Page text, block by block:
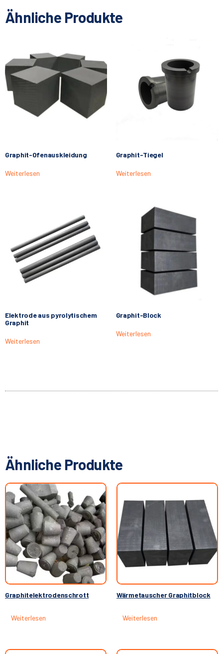
Ähnliche Produkte
Graphit-Ofenauskleidung
Weiterlesen
Graphit-Tiegel
Weiterlesen
Elektrode aus pyrolytischem
Graphit
Weiterlesen
Graphit-Block
Weiterlesen
Ähnliche Produkte
Graphitelektrodenschrott
Weiterlesen
Wärmetauscher Graphitblock
Weiterlesen